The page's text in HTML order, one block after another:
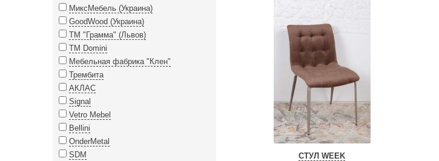
МиксМебель (Украина)
GoodWood (Украина)
ТМ "Грамма" (Львов)
TM Domini
Мебельная фабрика "Клен"
Трембита
АКЛАС
Signal
Vetro Mebel
Bellini
OnderMetal
SDM
СТУЛ WEEK